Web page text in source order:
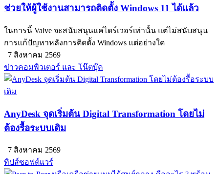
ช่วยให้ผู้ใช้งานสามารถติดตั้ง Windows 11 ได้แล้ว
ในการนี้ Valve จะสนับสนุนแค่ไดร์เวอร์เท่านั้น แต่ไม่สนับสนุน
การแก้ปัญหาหลังการติดตั้ง Windows แต่อย่างใด
7 สิงหาคม 2569
ข่าวคอมพิวเตอร์ และ โน๊ตบุ๊ค
AnyDesk จุดเริ่มต้น Digital Transformation โดยไม่
ต้องรื้อระบบเดิม
7 สิงหาคม 2569
ทิปส์ซอฟต์แวร์